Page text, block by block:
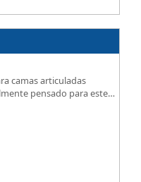
camas articuladas
pensado para este